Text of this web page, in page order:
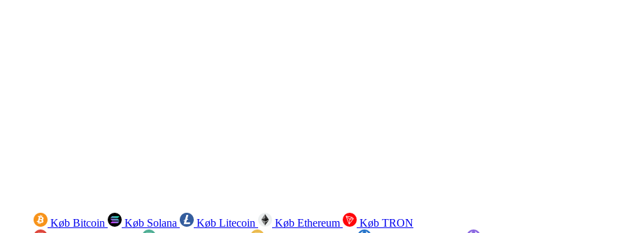
Køb Bitcoin Køb Solana Køb Litecoin Køb Ethereum
Køb TRON